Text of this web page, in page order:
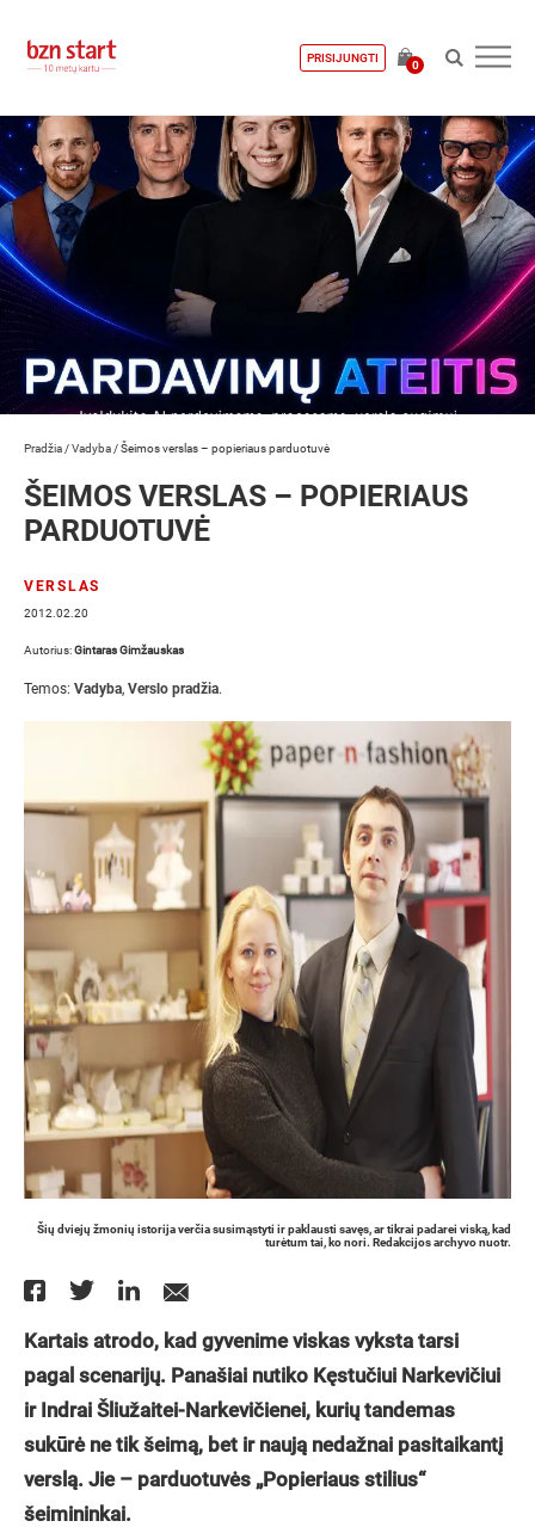
PRISIJUNGTI
0
Pradžia /Vadyba /Šeimos verslas – popieriaus parduotuvė
ŠEIMOS VERSLAS – POPIERIAUS
PARDUOTUVĖ
VERSLAS
2012.02.20
Autorius:Gintaras Gimžauskas
Temos: Vadyba, Verslo pradžia.
Šių dviejų žmonių istorija verčia susimąstyti ir paklausti savęs, ar tikrai padarei viską, kad
turėtum tai, ko nori. Redakcijos archyvo nuotr.
Kartais atrodo, kad gyvenime viskas vyksta tarsi
pagal scenarijų. Panašiai nutiko Kęstučiui Narkevičiui
ir Indrai Šliužaitei-Narkevičienei, kurių tandemas
sukūrė ne tik šeimą, bet ir naują nedažnai pasitaikantį
verslą. Jie – parduotuvės „Popieriaus stilius“
šeimininkai.